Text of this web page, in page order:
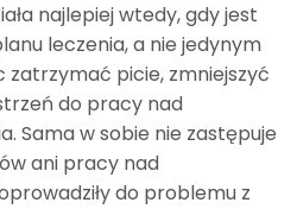
najlepiej wtedy, gdy jest
leczenia, a nie jedynym
zatrzymać picie, zmniejszyć
do pracy nad
Sama w sobie nie zastępuje
ani pracy nad
do problemu z